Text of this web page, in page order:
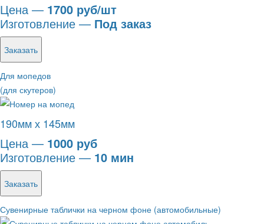
Цена — 1700 руб/шт
Изготовление — Под заказ
Заказать
Для мопедов
(для скутеров)
190мм х 145мм
Цена — 1000 руб
Изготовление — 10 мин
Заказать
Сувенирные таблички на черном фоне (автомобильные)